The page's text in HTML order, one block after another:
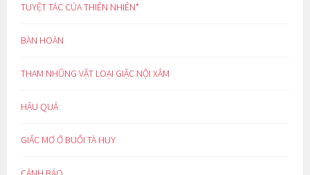
TUYỆT TÁC CỦA THIÊN NHIÊN*
BÀN HOÀN
THAM NHŨNG VẶT LOẠI GIẶC NỘI XÂM
HẬU QUẢ
GIẤC MƠ Ở BUỔI TÀ HUY